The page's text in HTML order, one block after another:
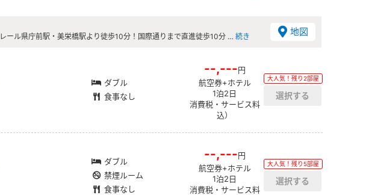
ール県庁前駅・美栄橋駅より徒歩10分！国際通りまで直進徒歩10分 … 続き 地図
ダブル
食事なし
--,---円
航空券+ホテル
1泊2日
消費税・サービス料
込）
大人気！残り2部屋
ダブル
禁煙ルーム
食事なし
--,---円
航空券+ホテル
1泊2日
消費税・サービス料
大人気！残り5部屋